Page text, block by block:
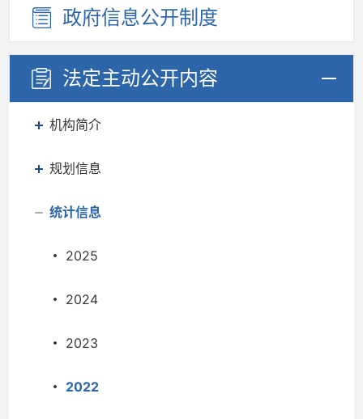
政府信息公开制度
法定主动公开内容
机构简介
规划信息
统计信息
2025
2024
2023
2022